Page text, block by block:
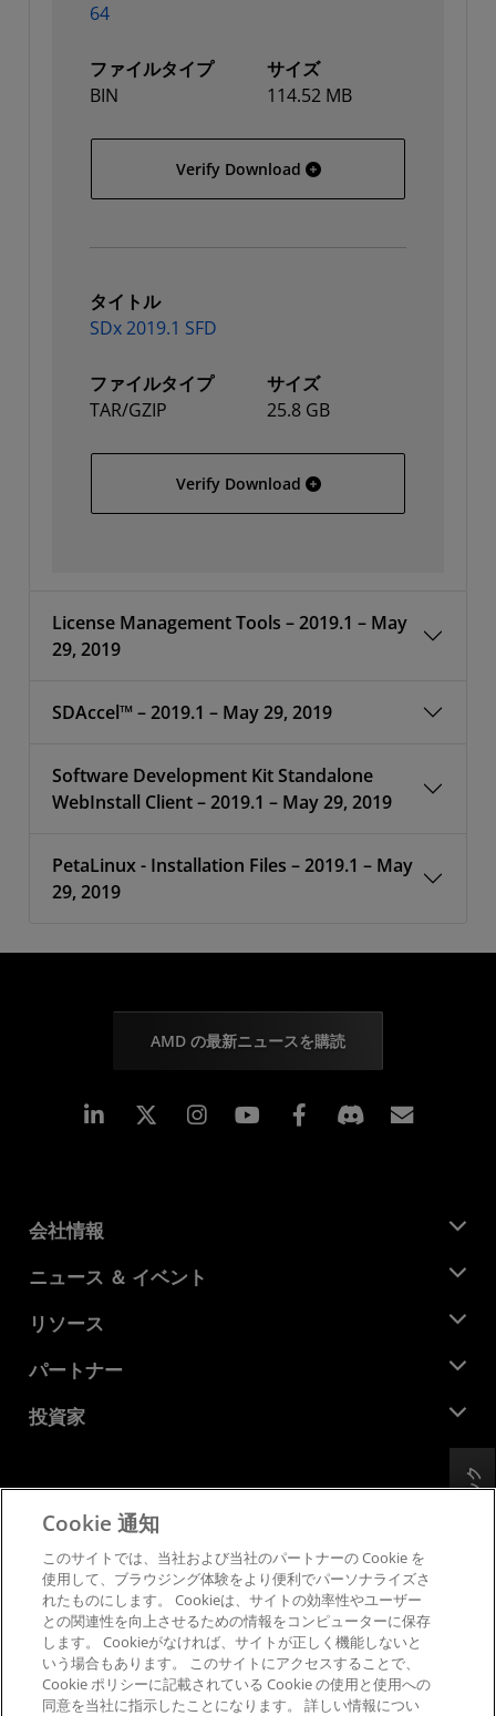
64
ファイルタイプ
BIN
サイズ
114.52 MB
Verify Download SDSoC 2019.1 web
タイトル
SDx 2019.1 SFD
ファイルタイプ
TAR/GZIP
サイズ
25.8 GB
Verify Download SDx 2019.1 SFD
License Management Tools – 2019.1 – May
29, 2019
SDAccel™ – 2019.1 – May 29, 2019
Software Development Kit Standalone
WebInstall Client – 2019.1 – May 29, 2019
PetaLinux - Installation Files – 2019.1 – May
29, 2019
フィードバック
AMD の最新ニュースを購読
Linkedin Instagram Facebook
会社情報
AMD について
企業責任
キャリア
お問い合わせ
ニュース ＆ イベント
ニュースルーム
メディア ライブラリ
リソース
デベロッパー セントラル
ケース スタディ
パートナー
AMD パートナー ハブ
投資家
財務情報
取締役会
SEC 提出書類
プライバシー
商標
サプライ チェーンの透明性
公正でオープンな競争
英国税務戦略
Cookie ポリシー
Cookie の設定
Cookie 通知
このサイトでは、当社および当社のパートナーの Cookie を
使用して、ブラウジング体験をより便利でパーソナライズさ
れたものにします。 Cookieは、サイトの効率性やユーザー
との関連性を向上させるための情報をコンピューターに保存
します。 Cookieがなければ、サイトが正しく機能しないと
いう場合もあります。 このサイトにアクセスすることで、
Cookie ポリシーに記載されている Cookie の使用と使用への
同意を当社に指示したことになります。 詳しい情報につい